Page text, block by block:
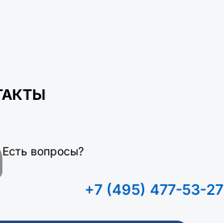
Есть вопросы?
+7 (495) 477-53-27